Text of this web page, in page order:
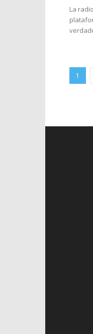
La
1